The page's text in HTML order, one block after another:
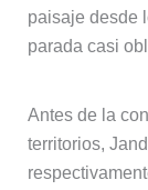
paisaje desde
parada casi
Antes de la
territorios,